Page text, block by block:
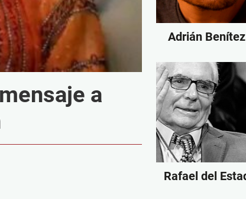
a
Adrián Benítez
Rafael del